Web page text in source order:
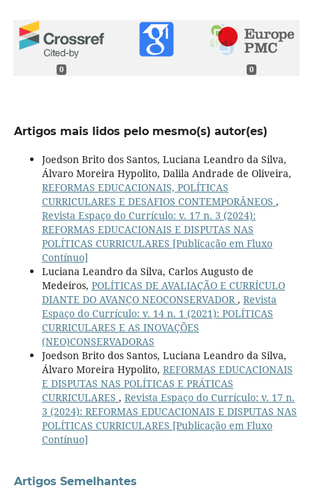
0 0
Artigos mais lidos pelo mesmo(s) autor(es)
Joedson Brito dos Santos, Luciana Leandro da Silva,
Álvaro Moreira Hypolito, Dalila Andrade de Oliveira,
REFORMAS EDUCACIONAIS, POLÍTICAS
CURRICULARES E DESAFIOS CONTEMPORÂNEOS ,
Revista Espaço do Currículo: v. 17 n. 3 (2024):
REFORMAS EDUCACIONAIS E DISPUTAS NAS
POLÍTICAS CURRICULARES [Publicação em Fluxo
Contínuo]
Luciana Leandro da Silva, Carlos Augusto de
Medeiros, POLÍTICAS DE AVALIAÇÃO E CURRÍCULO
DIANTE DO AVANÇO NEOCONSERVADOR, Revista
Espaço do Currículo: v. 14 n. 1 (2021): POLÍTICAS
CURRICULARES E AS INOVAÇÕES
(NEO)CONSERVADORAS
Joedson Brito dos Santos, Luciana Leandro da Silva,
Álvaro Moreira Hypolito, REFORMAS EDUCACIONAIS
E DISPUTAS NAS POLÍTICAS E PRÁTICAS
CURRICULARES , Revista Espaço do Currículo: v. 17 n.
3 (2024): REFORMAS EDUCACIONAIS E DISPUTAS NAS
POLÍTICAS CURRICULARES [Publicação em Fluxo
Contínuo]
Artigos Semelhantes